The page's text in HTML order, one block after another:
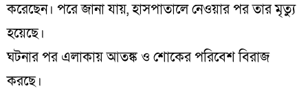
করেছেন। পরে জানা যায়, হাসপাতালে নেওয়ার পর তার মৃত্যু
হয়েছে।
ঘটনার পর এলাকায় আতঙ্ক ও শোকের পরিবেশ বিরাজ
করছে।